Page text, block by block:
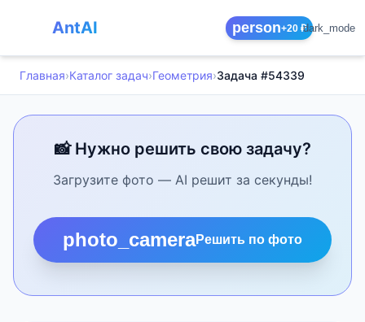
AntAI person+20 ₽dark_mode
Главная›Каталог задач›Геометрия›Задача #54339
📸 Нужно решить свою задачу?
Загрузите фото — AI решит за секунды!
photo_cameraРешить по фото